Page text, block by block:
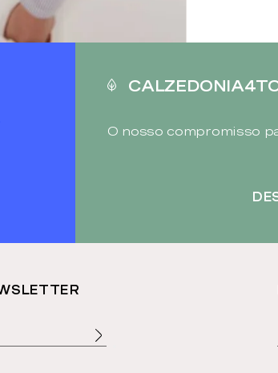
O nosso compromisso